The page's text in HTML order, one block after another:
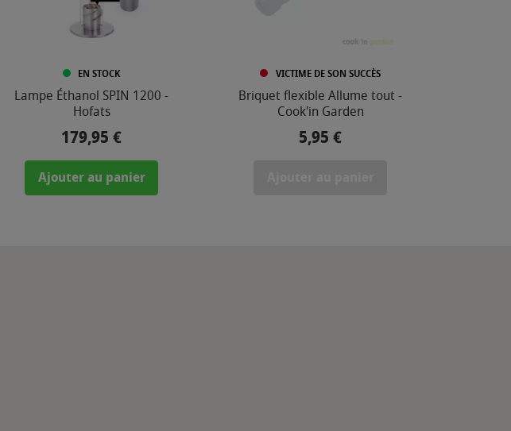
EN STOCK
Lampe Éthanol SPIN 1200 -
Hofats
Prix
179,95 €
Ajouter au panier
VICTIME DE SON SUCCÈS
Briquet flexible Allume tout -
Cook'in Garden
Prix
5,95 €